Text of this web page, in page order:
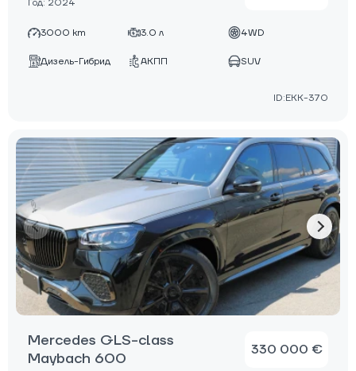
Год: 2024
3000 km 3.0 л 4WD
Дизель-Гибрид АКПП SUV
ID:EKK-370
Mercedes GLS-class
Maybach 600
330 000 €